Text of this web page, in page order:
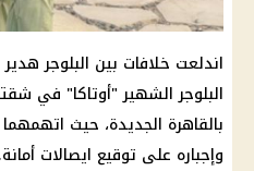
اندلعت خلافات بين البلوجر
البلوجر الشهير "أوتاكا" في
بالقاهرة الجديدة، حيث
وإجباره على توقيع ايصالات أمانة.